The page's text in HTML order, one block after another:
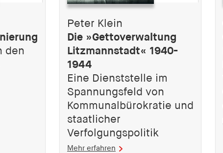
den
Peter Klein
Die »Gettoverwaltung
Litzmannstadt« 1940-
1944
Eine Dienststelle im
Spannungsfeld von
Kommunalbürokratie und
staatlicher
Verfolgungspolitik
Mehr erfahren